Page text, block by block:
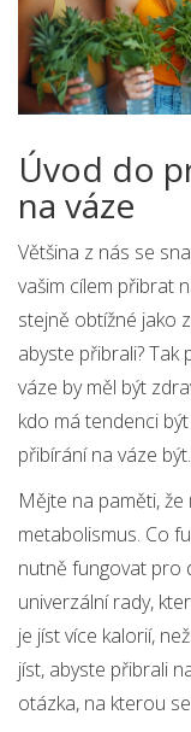
Úvod do
na váze
Většina z nás se
vašim cílem přibrat
stejně obtížné jako
abyste přibrali? Tak
váze by měl být
kdo má tendenci
přibírání na váze být.
Mějte na paměti,
metabolismus. Co
nutně fungovat pro
univerzální rady,
je jíst více kalorií,
jíst, abyste přibrali
otázka, na kterou